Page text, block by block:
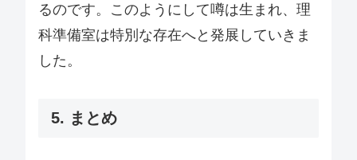
るのです。このようにして噂は生まれ、理
科準備室は特別な存在へと発展していきま
した。
5. まとめ